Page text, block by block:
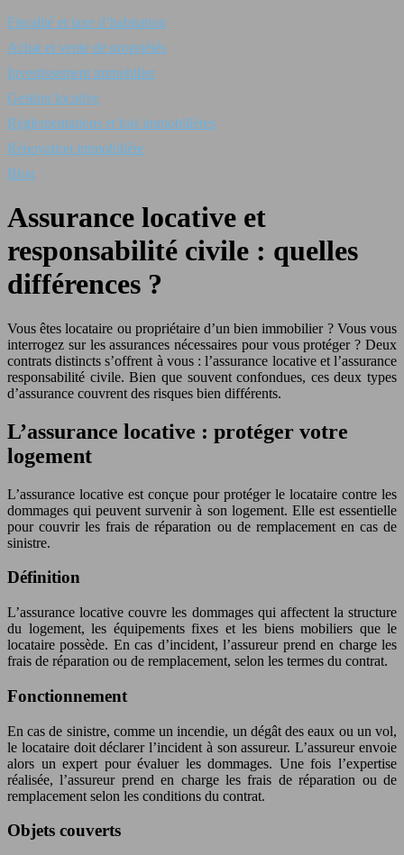
Fiscalité et taxe d’habitation
Achat et vente de propriétés
Investissement immobilier
Gestion locative
Réglementations et lois immobilières
Rénovation immobilière
Blog
Assurance locative et
responsabilité civile : quelles
différences ?
Vous êtes locataire ou propriétaire d’un bien immobilier ? Vous vous
interrogez sur les assurances nécessaires pour vous protéger ? Deux
contrats distincts s’offrent à vous : l’assurance locative et l’assurance
responsabilité civile. Bien que souvent confondues, ces deux types
d’assurance couvrent des risques bien différents.
L’assurance locative : protéger votre
logement
L’assurance locative est conçue pour protéger le locataire contre les
dommages qui peuvent survenir à son logement. Elle est essentielle
pour couvrir les frais de réparation ou de remplacement en cas de
sinistre.
Définition
L’assurance locative couvre les dommages qui affectent la structure
du logement, les équipements fixes et les biens mobiliers que le
locataire possède. En cas d’incident, l’assureur prend en charge les
frais de réparation ou de remplacement, selon les termes du contrat.
Fonctionnement
En cas de sinistre, comme un incendie, un dégât des eaux ou un vol,
le locataire doit déclarer l’incident à son assureur. L’assureur envoie
alors un expert pour évaluer les dommages. Une fois l’expertise
réalisée, l’assureur prend en charge les frais de réparation ou de
remplacement selon les conditions du contrat.
Objets couverts